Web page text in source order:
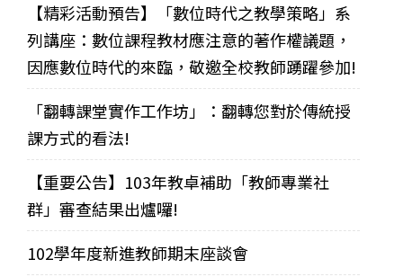
【精彩活動預告】「數位時代之教學策略」系
列講座：數位課程教材應注意的著作權議題，
因應數位時代的來臨，敬邀全校教師踴躍參加!
「翻轉課堂實作工作坊」：翻轉您對於傳統授
課方式的看法!
【重要公告】103年教卓補助「教師專業社
群」審查結果出爐囉!
102學年度新進教師期末座談會